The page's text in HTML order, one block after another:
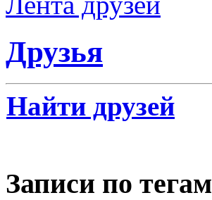
Друзья
Найти друзей
Записи по тегам